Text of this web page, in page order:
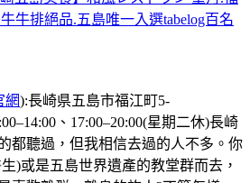
牛排絕品.五島唯一入選tabelog百名
網):長崎県五島市福江町5-
、17:00–20:00(星期二休)長崎
都聽過，但我相信去過的人不多。你
)或是五島世界遺產的教堂群而去，